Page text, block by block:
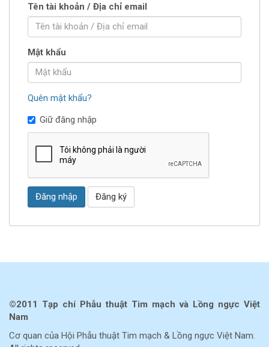
Tên tài khoản / Địa chỉ email
Mật khẩu
Quên mật khẩu?
Giữ đăng nhập
Đăng nhập Đăng ký
©2011 Tạp chí Phẫu thuật Tim mạch và Lồng ngực Việt
Nam
Cơ quan của Hội Phẫu thuật Tim mạch & Lồng ngực Việt Nam.